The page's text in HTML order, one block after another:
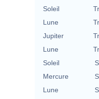
Soleil
Lune
Jupiter
Lune
Soleil
Mercure
Lune